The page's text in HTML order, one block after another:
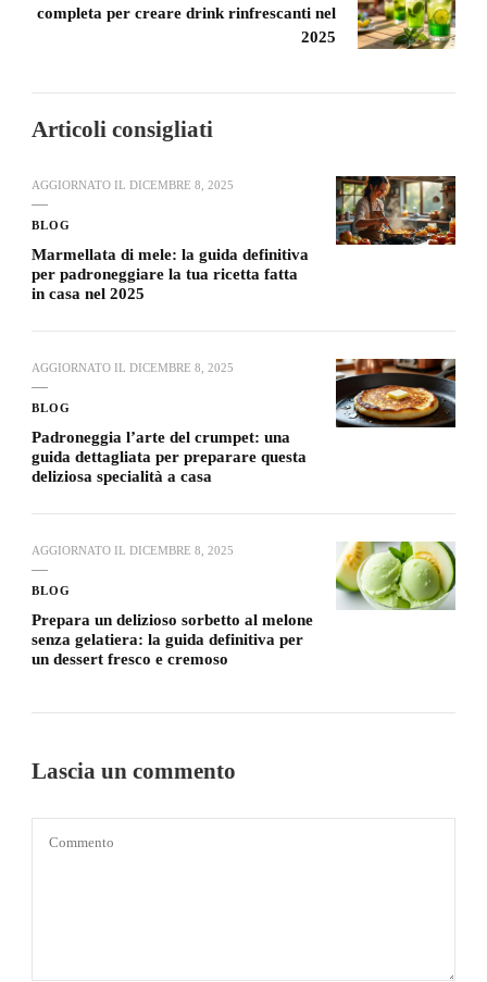
completa per creare drink rinfrescanti nel
2025
Articoli consigliati
AGGIORNATO IL DICEMBRE 8, 2025
BLOG
Marmellata di mele: la guida definitiva
per padroneggiare la tua ricetta fatta
in casa nel 2025
AGGIORNATO IL DICEMBRE 8, 2025
BLOG
Padroneggia l’arte del crumpet: una
guida dettagliata per preparare questa
deliziosa specialità a casa
AGGIORNATO IL DICEMBRE 8, 2025
BLOG
Prepara un delizioso sorbetto al melone
senza gelatiera: la guida definitiva per
un dessert fresco e cremoso
Lascia un commento